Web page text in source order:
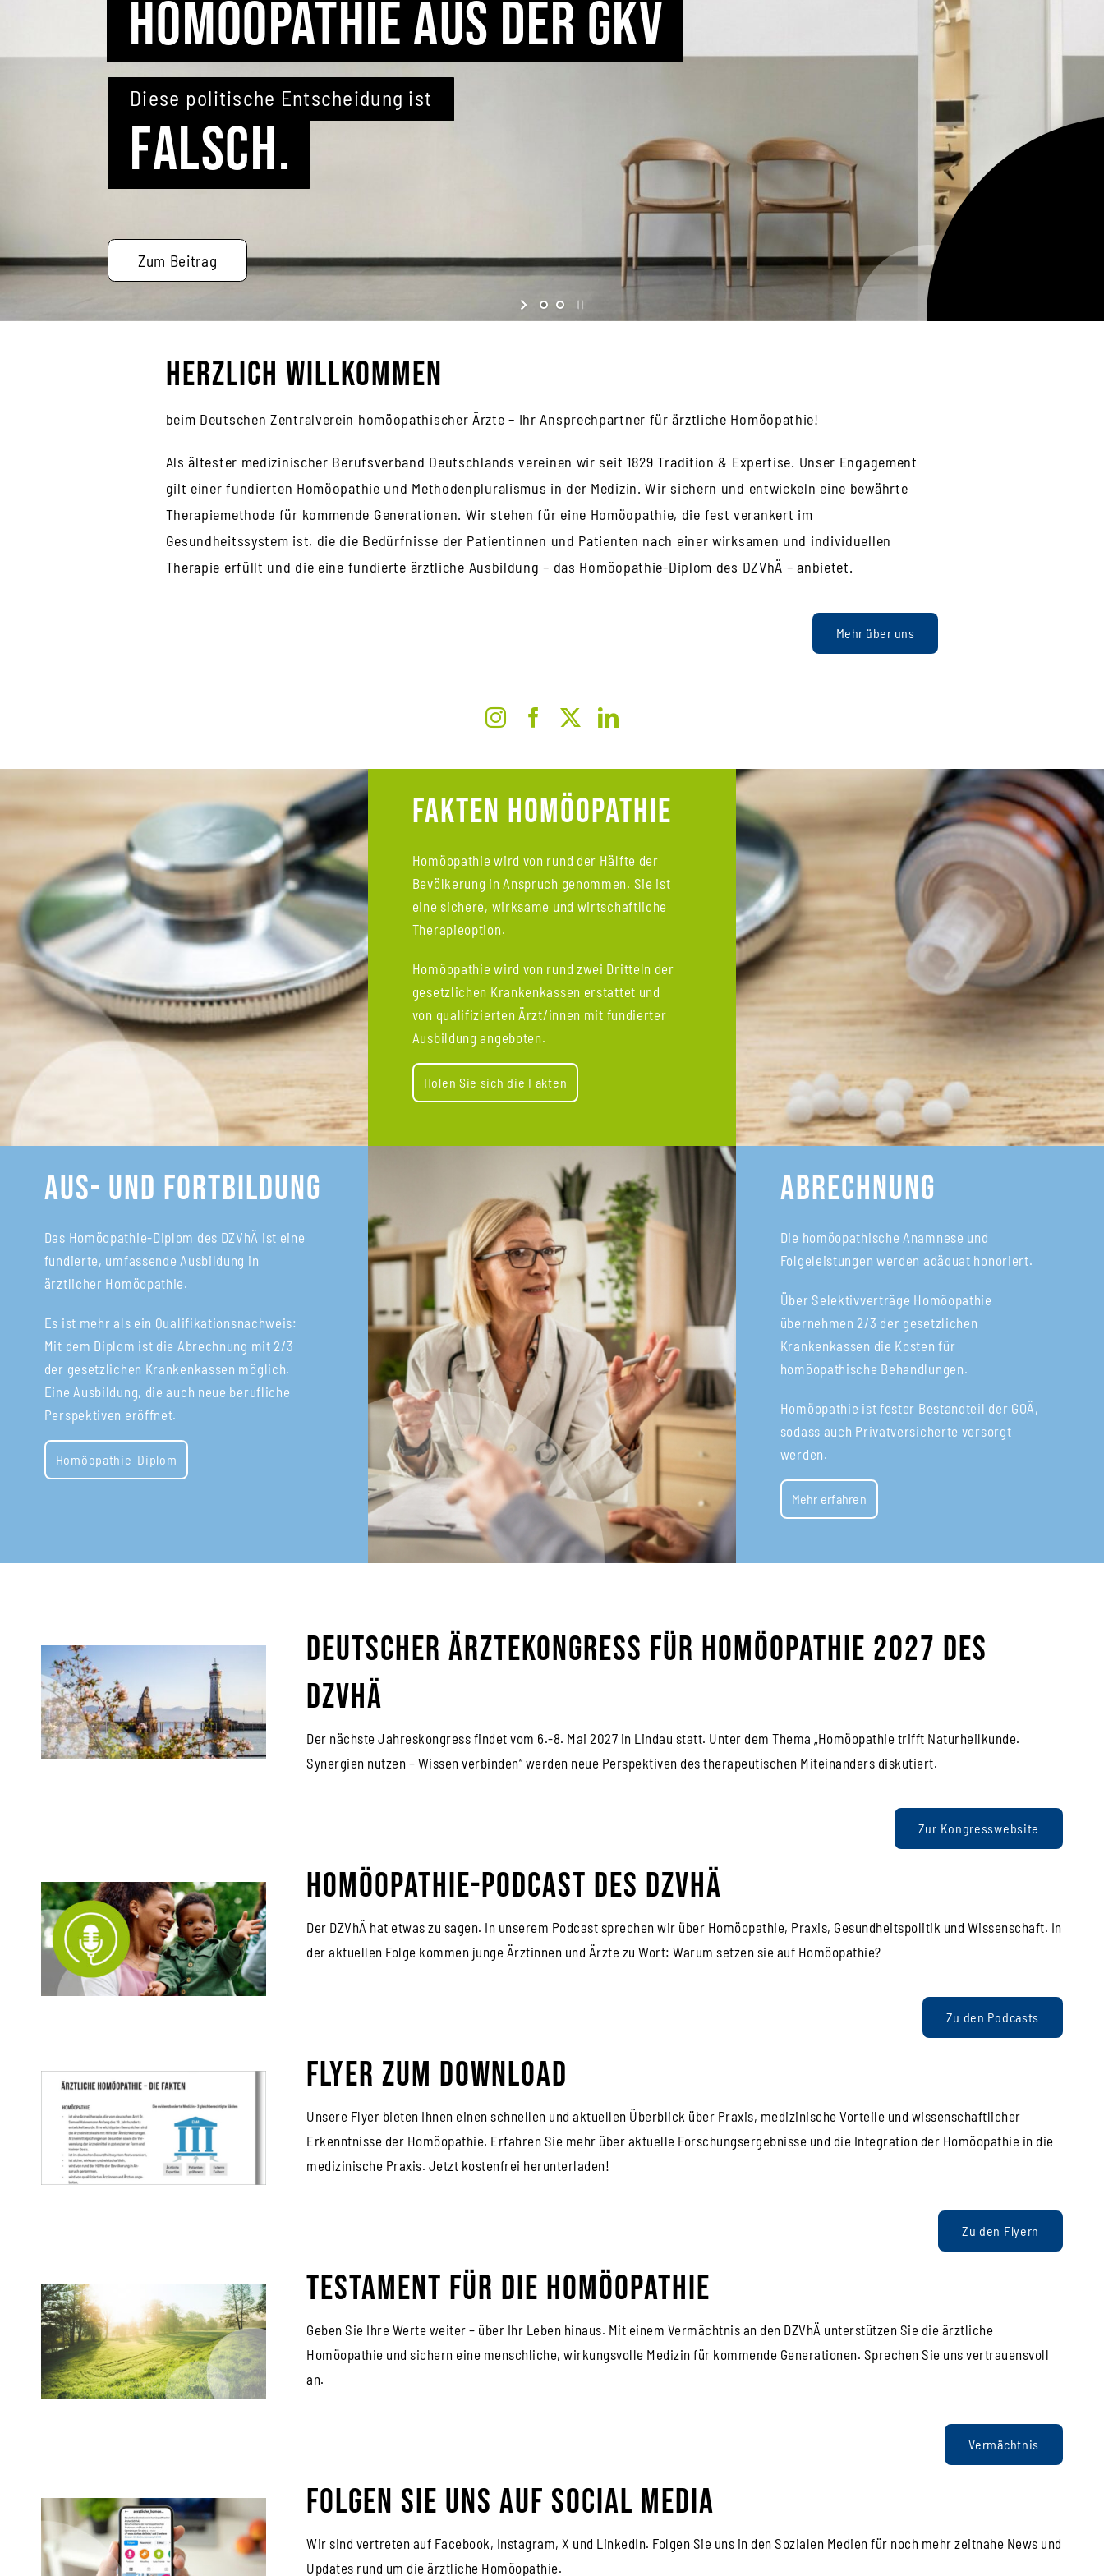
Zur Kampagnenseite
GEMEINSAM ENGAGIERT
So haben wir uns für den
Erhalt der Homöopathie in der GKV
eingesetzt.
Herzlich willkommen
beim Deutschen Zentralverein homöopathischer Ärzte – Ihr Ansprechpartner für ärztliche Homöopathie!
Als ältester medizinischer Berufsverband Deutschlands vereinen wir seit 1829 Tradition & Expertise. Unser Engagement
gilt einer fundierten Homöopathie und Methodenpluralismus in der Medizin. Wir sichern und entwickeln eine bewährte
Therapiemethode für kommende Generationen. Wir stehen für eine Homöopathie, die fest verankert im
Gesundheitssystem ist, die die Bedürfnisse der Patientinnen und Patienten nach einer wirksamen und individuellen
Therapie erfüllt und die eine fundierte ärztliche Ausbildung – das Homöopathie-Diplom des DZVhÄ – anbietet.
Mehr über uns
Fakten Homöopathie
Homöopathie wird von rund der Hälfte der
Bevölkerung in Anspruch genommen. Sie ist
eine sichere, wirksame und wirtschaftliche
Therapieoption.
Homöopathie wird von rund zwei Dritteln der
gesetzlichen Krankenkassen erstattet und
von qualifizierten Ärzt/innen mit fundierter
Ausbildung angeboten.
Holen Sie sich die Fakten
Aus- und Fortbildung
Das Homöopathie-Diplom des DZVhÄ ist eine
fundierte, umfassende Ausbildung in
ärztlicher Homöopathie.
Es ist mehr als ein Qualifikationsnachweis:
Mit dem Diplom ist die Abrechnung mit 2/3
der gesetzlichen Krankenkassen möglich.
Eine Ausbildung, die auch neue berufliche
Perspektiven eröffnet.
Homöopathie-Diplom
Abrechnung
Die homöopathische Anamnese und
Folgeleistungen werden adäquat honoriert.
Über Selektivverträge Homöopathie
übernehmen 2/3 der gesetzlichen
Krankenkassen die Kosten für
homöopathische Behandlungen.
Homöopathie ist fester Bestandteil der GOÄ,
sodass auch Privatversicherte versorgt
werden.
Mehr erfahren
Deutscher Ärztekongress für Homöopathie 2027 des
DZVhÄ
Der nächste Jahreskongress findet vom 6.-8. Mai 2027 in Lindau statt. Unter dem Thema „Homöopathie trifft Naturheilkunde.
Synergien nutzen – Wissen verbinden“ werden neue Perspektiven des therapeutischen Miteinanders diskutiert.
Zur Kongresswebsite
Homöopathie-Podcast des DZVhÄ
Der DZVhÄ hat etwas zu sagen. In unserem Podcast sprechen wir über Homöopathie, Praxis, Gesundheitspolitik und Wissenschaft. In
der aktuellen Folge kommen junge Ärztinnen und Ärzte zu Wort: Warum setzen sie auf Homöopathie?
Zu den Podcasts
Flyer zum Download
Unsere Flyer bieten Ihnen einen schnellen und aktuellen Überblick über Praxis, medizinische Vorteile und wissenschaftlicher
Erkenntnisse der Homöopathie. Erfahren Sie mehr über aktuelle Forschungsergebnisse und die Integration der Homöopathie in die
medizinische Praxis. Jetzt kostenfrei herunterladen!
Zu den Flyern
Testament für die Homöopathie
Geben Sie Ihre Werte weiter – über Ihr Leben hinaus. Mit einem Vermächtnis an den DZVhÄ unterstützen Sie die ärztliche
Homöopathie und sichern eine menschliche, wirkungsvolle Medizin für kommende Generationen. Sprechen Sie uns vertrauensvoll
an.
Vermächtnis
Folgen Sie uns auf Social Media
Wir sind vertreten auf Facebook, Instagram, X und LinkedIn. Folgen Sie uns in den Sozialen Medien für noch mehr zeitnahe News und
Updates rund um die ärztliche Homöopathie.